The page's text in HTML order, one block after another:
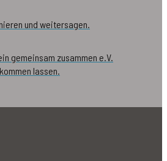
und weitersagen.
gemeinsam zusammen e.V.
lassen.